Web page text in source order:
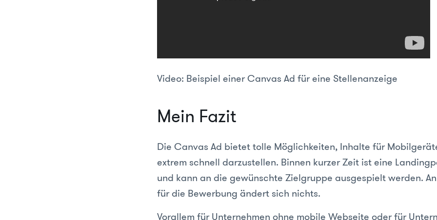
Video: Beispiel einer Canvas Ad für eine Stellenanzeige
Mein Fazit
Die Canvas Ad bietet tolle Möglichkeiten, Inhalte für
extrem schnell darzustellen. Binnen kurzer Zeit ist eine
und kann an die gewünschte Zielgruppe ausgespielt werden.
für die Bewerbung ändert sich nichts.
Vorallem für Unternehmen ohne mobile Webseite oder für